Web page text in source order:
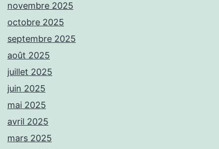
novembre 2025
octobre 2025
septembre 2025
août 2025
juillet 2025
juin 2025
mai 2025
avril 2025
mars 2025